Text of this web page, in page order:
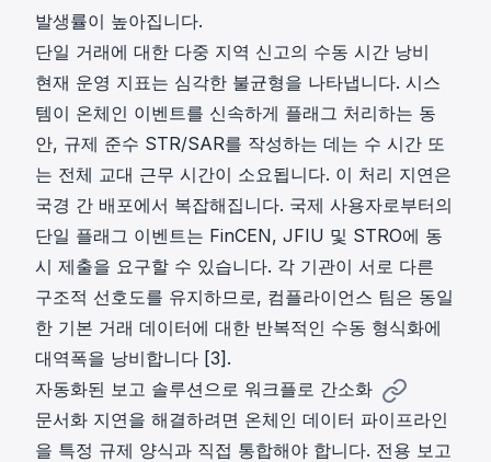
발생률이 높아집니다.
단일 거래에 대한 다중 지역 신고의 수동 시간 낭비
현재 운영 지표는 심각한 불균형을 나타냅니다. 시스
템이 온체인 이벤트를 신속하게 플래그 처리하는 동
안, 규제 준수 STR/SAR를 작성하는 데는 수 시간 또
는 전체 교대 근무 시간이 소요됩니다. 이 처리 지연은
국경 간 배포에서 복잡해집니다. 국제 사용자로부터의
단일 플래그 이벤트는 FinCEN, JFIU 및 STRO에 동
시 제출을 요구할 수 있습니다. 각 기관이 서로 다른
구조적 선호도를 유지하므로, 컴플라이언스 팀은 동일
한 기본 거래 데이터에 대한 반복적인 수동 형식화에
대역폭을 낭비합니다 [3].
자동화된 보고 솔루션으로 워크플로 간소화
문서화 지연을 해결하려면 온체인 데이터 파이프라인
을 특정 규제 양식과 직접 통합해야 합니다. 전용 보고